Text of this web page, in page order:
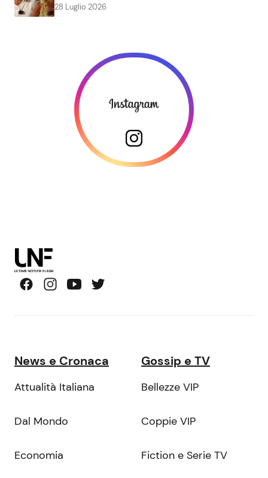
28 Luglio 2026
News e Cronaca
Attualità Italiana
Dal Mondo
Economia
Gossip e TV
Bellezze VIP
Coppie VIP
Fiction e Serie TV